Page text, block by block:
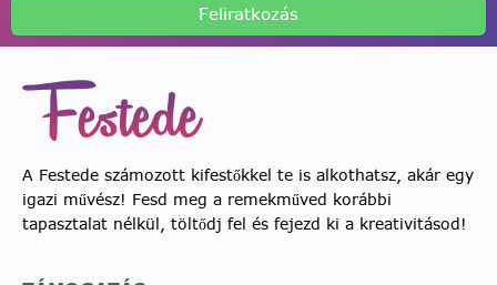
Feliratkozás
A Festede számozott kifestőkkel te is alkothatsz, akár egy
igazi művész! Fesd meg a remekműved korábbi
tapasztalat nélkül, töltődj fel és fejezd ki a kreativitásod!